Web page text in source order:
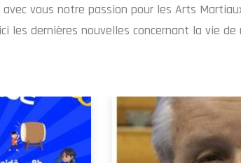
vous notre passion pour les Arts
les dernières nouvelles concernant la vie